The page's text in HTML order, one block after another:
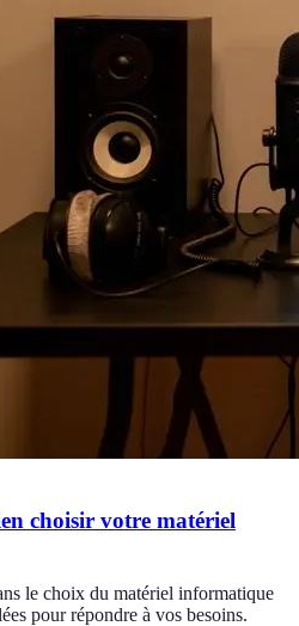
choisir votre matériel
le choix du matériel informatique
pour répondre à vos besoins.